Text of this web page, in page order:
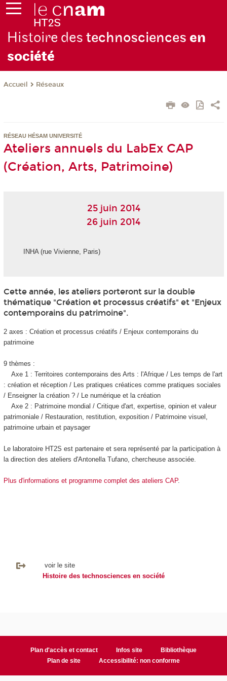
Histoire des technosciences en
société
Accueil Réseaux
RÉSEAU HÉSAM UNIVERSITÉ
Ateliers annuels du LabEx CAP
(Création, Arts, Patrimoine)
25 juin 2014
26 juin 2014
INHA (rue Vivienne, Paris)
Cette année, les ateliers porteront sur la double
thématique "Création et processus créatifs" et "Enjeux
contemporains du patrimoine".
2 axes : Création et processus créatifs / Enjeux contemporains du
patrimoine
9 thèmes :
Axe 1 : Territoires contemporains des Arts : l'Afrique / Les temps de l'art
: création et réception / Les pratiques créatices comme pratiques sociales
/ Enseigner la création ? / Le numérique et la création
Axe 2 : Patrimoine mondial / Critique d'art, expertise, opinion et valeur
patrimoniale / Restauration, restitution, exposition / Patrimoine visuel,
patrimoine urbain et paysager
Le laboratoire HT2S est partenaire et sera représenté par la participation à
la direction des ateliers d'Antonella Tufano, chercheuse associée.
Plus d'informations et programme complet des ateliers CAP.
voir le site
Histoire des technosciences en société
Plan d'accès et contact Infos site
Bibliothèque
Plan de site
Accessibilité: non conforme